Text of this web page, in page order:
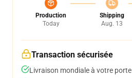
Production
Today
Shipping
Aug. 13
Transaction sécurisée
Livraison mondiale à votre porte